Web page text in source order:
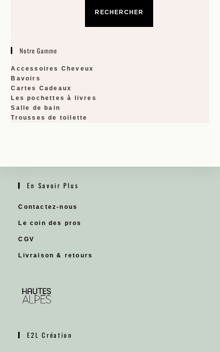
RECHERCHER
Notre Gamme
Accessoires Cheveux
Bavoirs
Cartes Cadeaux
Les pochettes à livres
Salle de bain
Trousses de toilette
En Savoir Plus
Contactez-nous
Le coin des pros
CGV
Livraison & retours
E2L Création